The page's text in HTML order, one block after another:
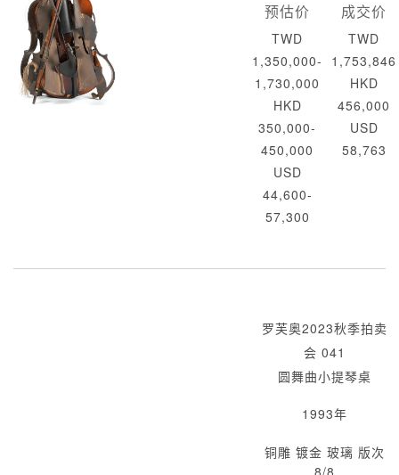
预估价
TWD
1,350,000-
1,730,000
HKD
350,000-
450,000
USD
44,600-
57,300
成交价
TWD
1,753,846
HKD
456,000
USD
58,763
罗芙奥2023秋季拍卖
会 041
圆舞曲小提琴桌
1993年
铜雕 镀金 玻璃 版次